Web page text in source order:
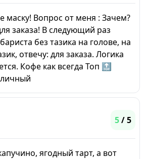
маску! Вопрос от меня : Зачем?
заказа! В следующий раз
без тазика на голове, на
отвечу: для заказа. Логика
Кофе как всегда Топ 🔝
5/ 5
ягодный тарт, а вот